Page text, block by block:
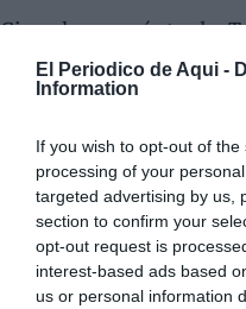
El Periodico de Aqui -
Information
If you wish to opt-out of
processing of your
targeted advertising by us,
section to confirm your
opt-out request is
interest-based ads based
us or personal information
Cinco horas más tarde,
final y mejoró su marca
parar el cronómetro en
número dos del